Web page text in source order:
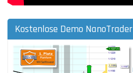
Kostenlose Demo NanoTrader